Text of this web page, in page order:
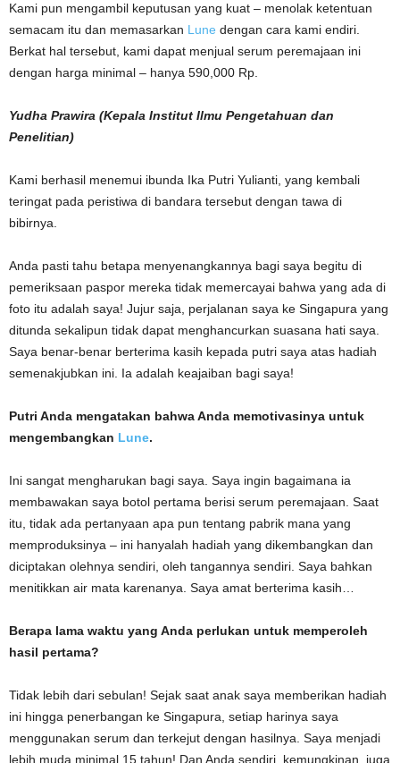
Kami pun mengambil keputusan yang kuat – menolak ketentuan
semacam itu dan memasarkan Lune dengan cara kami endiri.
Berkat hal tersebut, kami dapat menjual serum peremajaan ini
dengan harga minimal – hanya 590,000 Rp.
Yudha Prawira (Kepala Institut Ilmu Pengetahuan dan
Penelitian)
Kami berhasil menemui ibunda Ika Putri Yulianti, yang kembali
teringat pada peristiwa di bandara tersebut dengan tawa di
bibirnya.
Anda pasti tahu betapa menyenangkannya bagi saya begitu di
pemeriksaan paspor mereka tidak memercayai bahwa yang ada di
foto itu adalah saya! Jujur saja, perjalanan saya ke Singapura yang
ditunda sekalipun tidak dapat menghancurkan suasana hati saya.
Saya benar-benar berterima kasih kepada putri saya atas hadiah
semenakjubkan ini. Ia adalah keajaiban bagi saya!
Putri Anda mengatakan bahwa Anda memotivasinya untuk
mengembangkan Lune.
Ini sangat mengharukan bagi saya. Saya ingin bagaimana ia
membawakan saya botol pertama berisi serum peremajaan. Saat
itu, tidak ada pertanyaan apa pun tentang pabrik mana yang
memproduksinya – ini hanyalah hadiah yang dikembangkan dan
diciptakan olehnya sendiri, oleh tangannya sendiri. Saya bahkan
menitikkan air mata karenanya. Saya amat berterima kasih…
Berapa lama waktu yang Anda perlukan untuk memperoleh
hasil pertama?
Tidak lebih dari sebulan! Sejak saat anak saya memberikan hadiah
ini hingga penerbangan ke Singapura, setiap harinya saya
menggunakan serum dan terkejut dengan hasilnya. Saya menjadi
lebih muda minimal 15 tahun! Dan Anda sendiri, kemungkinan, juga